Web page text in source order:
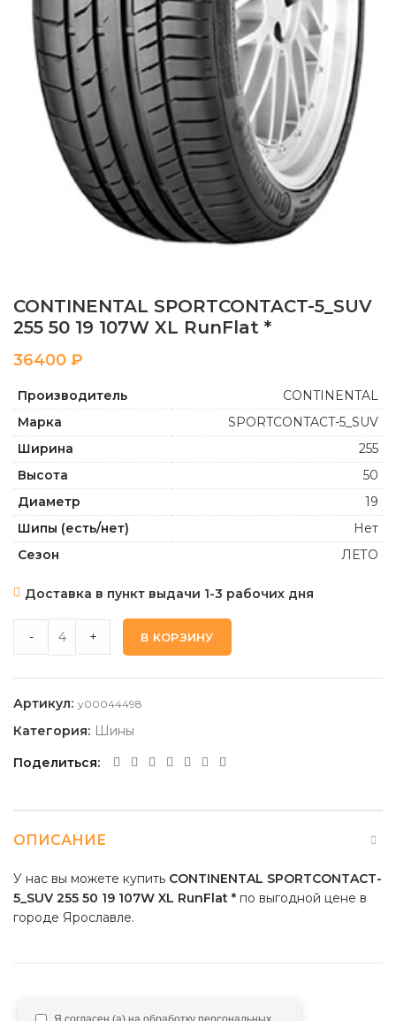
CONTINENTAL SPORTCONTACT-5_SUV
255 50 19 107W XL RunFlat *
₽
Производитель
CONTINENTAL
Марка
SPORTCONTACT-5_SUV
Ширина
255
Высота
50
Диаметр
19
Шипы (есть/нет)
Нет
Сезон
ЛЕТО
Доставка в пункт выдачи 1-3 рабочих дня
CONTINENTAL SPORTCONTACT-5_SUV 255 50 19 107W XL
- + В КОРЗИНУ
Артикул: y00044498
Категория: Шины
Поделиться
ОПИСАНИЕ
У нас вы можете купить CONTINENTAL SPORTCONTACT-
5_SUV 255 50 19 107W XL RunFlat * по выгодной цене в
городе Ярославле.